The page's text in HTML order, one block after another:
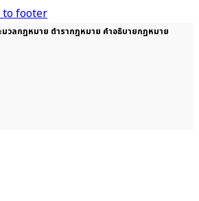
to footer
วลกฎหมาย ตำรากฎหมาย คำอธิบายกฎหมาย